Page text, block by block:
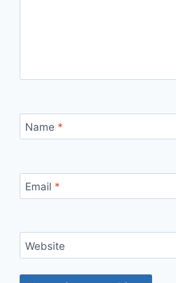
Name *
Email *
Website